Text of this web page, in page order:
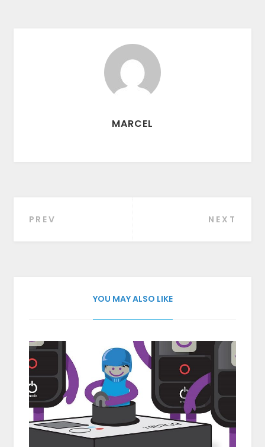
MARCEL
Beitragsnavigation
PREV NEXT
YOU MAY ALSO LIKE